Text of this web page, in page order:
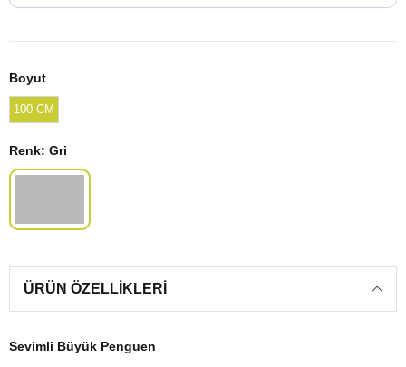
Boyut
100 CM
Renk: Gri
ÜRÜN ÖZELLIKLERI
Sevimli Büyük Penguen